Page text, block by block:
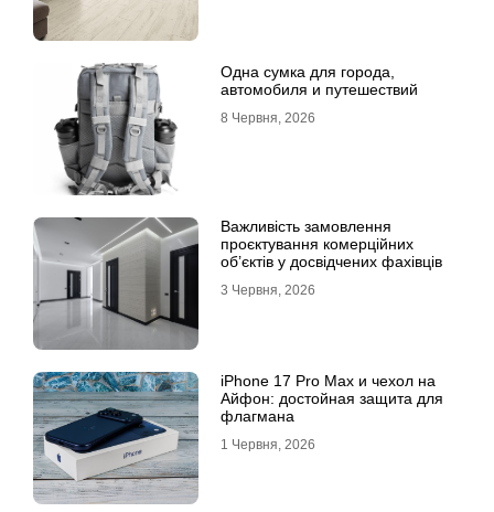
Одна сумка для города,
автомобиля и путешествий
8 Червня, 2026
Важливість замовлення
проєктування комерційних
об’єктів у досвідчених фахівців
3 Червня, 2026
iPhone 17 Pro Max и чехол на
Айфон: достойная защита для
флагмана
1 Червня, 2026